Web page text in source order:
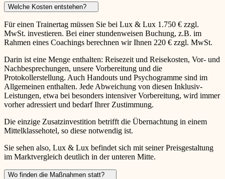
Welche Kosten entstehen?
Für einen Trainertag müssen Sie bei Lux & Lux 1.750 € zzgl.
MwSt. investieren. Bei einer stundenweisen Buchung, z.B. im
Rahmen eines Coachings berechnen wir Ihnen 220 € zzgl. MwSt.
Darin ist eine Menge enthalten: Reisezeit und Reisekosten, Vor- und
Nachbesprechungen, unsere Vorbereitung und die
Protokollerstellung. Auch Handouts und Psychogramme sind im
Allgemeinen enthalten. Jede Abweichung von diesen Inklusiv-
Leistungen, etwa bei besonders intensiver Vorbereitung, wird immer
vorher adressiert und bedarf Ihrer Zustimmung.
Die einzige Zusatzinvestition betrifft die Übernachtung in einem
Mittelklassehotel, so diese notwendig ist.
Sie sehen also, Lux & Lux befindet sich mit seiner Preisgestaltung
im Marktvergleich deutlich in der unteren Mitte.
Wo finden die Maßnahmen statt?